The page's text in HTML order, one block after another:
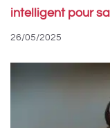
intelligent pour
26/05/2025